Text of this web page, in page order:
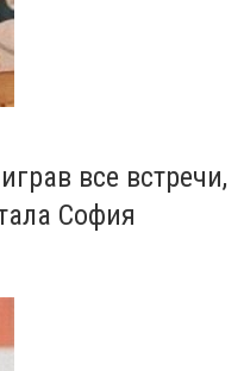
все встречи,
София